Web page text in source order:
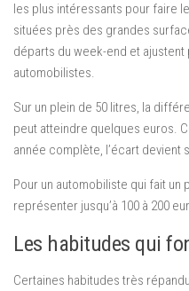
les plus intéressants pour faire
situées près des grandes
départs du week-end et
automobilistes.
Sur un plein de 50 litres, la
peut atteindre quelques euros.
année complète, l’écart devient
Pour un automobiliste qui fait un
représenter jusqu’à 100 à 200
Les habitudes qui
Certaines habitudes très